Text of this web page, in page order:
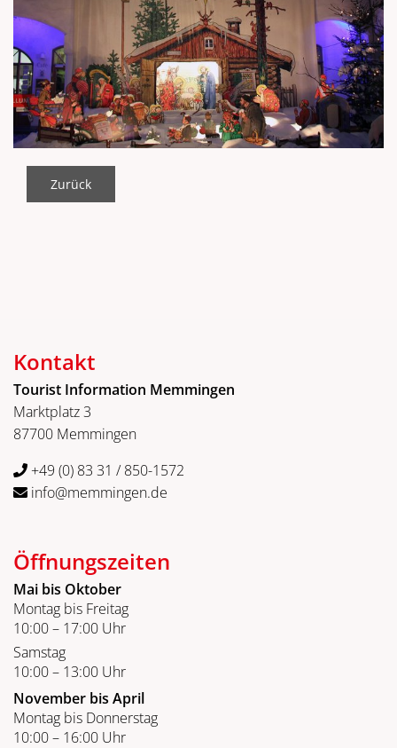
Zurück
Kontakt
Tourist Information Memmingen
Marktplatz 3
87700 Memmingen
+49 (0) 83 31 / 850-1572
info@memmingen.de
Öffnungszeiten
Mai bis Oktober
Montag bis Freitag
10:00 – 17:00 Uhr
Samstag
10:00 – 13:00 Uhr
November bis April
Montag bis Donnerstag
10:00 – 16:00 Uhr